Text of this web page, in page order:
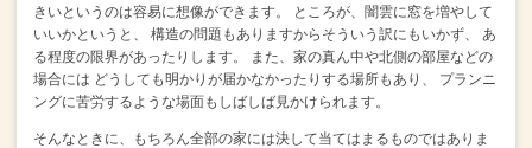
きいというのは容易に想像ができます。
ところが、闇雲に窓を増やして
いいかというと、
構造の問題もありますからそういう訳にもいかず、
あ
る程度の限界があったりします。
また、家の真ん中や北側の部屋などの
場合には どうしても明かりが届かなかったりする場所もあり、
プランニ
ングに苦労するような場面もしばしば見かけられます。
そんなときに、もちろん全部の家には決して当てはまるものではありま